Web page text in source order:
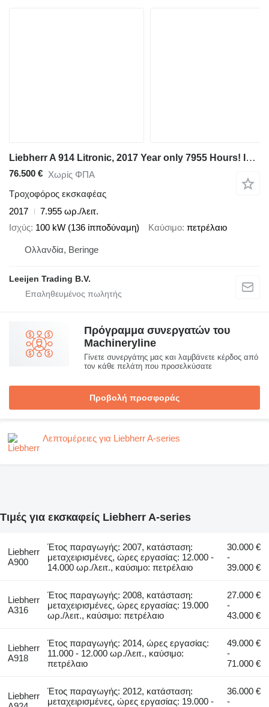
Liebherr A 914 Litronic, 2017 Year only 7955 Hours! Incl. 3x buckets!!
76.500 € Χωρίς ΦΠΑ
Τροχοφόρος εκσκαφέας
2017
7.955 ωρ./λειτ.
Ισχύς 100 kW (136 ίπποδύναμη) Καύσιμο πετρέλαιο
Ολλανδία, Beringe
Leeijen Trading B.V.
Πρόγραμμα συνεργατών του
Machineryline
Γίνετε συνεργάτης μας και λαμβάνετε κέρδος από
τον κάθε πελάτη που προσελκύσατε
Προβολή προσφοράς
Λεπτομέρειες για Liebherr A-series
Τιμές για εκσκαφείς Liebherr A-series
Liebherr
A900
Έτος παραγωγής: 2007, κατάσταση:
μεταχειρισμένες, ώρες εργασίας: 12.000 -
14.000 ωρ./λειτ., καύσιμο: πετρέλαιο
30.000 €
-
39.000 €
Liebherr
A316
Έτος παραγωγής: 2008, κατάσταση:
μεταχειρισμένες, ώρες εργασίας: 19.000
ωρ./λειτ., καύσιμο: πετρέλαιο
27.000 €
-
43.000 €
Liebherr
A918
Έτος παραγωγής: 2014, ώρες εργασίας:
11.000 - 12.000 ωρ./λειτ., καύσιμο:
πετρέλαιο
49.000 €
-
71.000 €
Liebherr
Έτος παραγωγής: 2012, κατάσταση:
μεταχειρισμένες, ώρες εργασίας: 19.000 -
36.000 €
-